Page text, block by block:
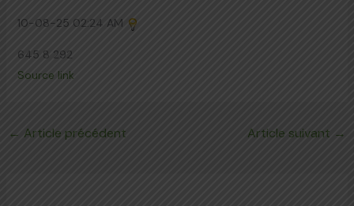
10-08-25 02:24 AM
645 8 292
Source link
← Article précédent Article suivant →